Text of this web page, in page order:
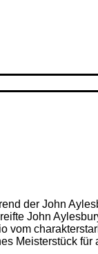
der John
John
vom
Meister­stück für